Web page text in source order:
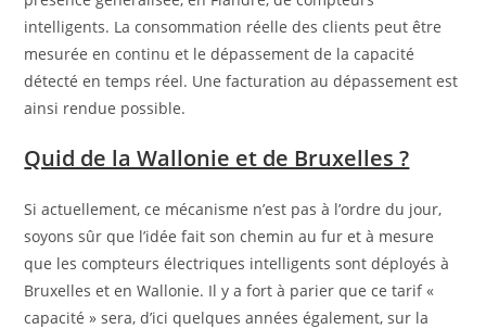
intelligents. La consommation réelle des clients peut être
mesurée en continu et le dépassement de la capacité
détecté en temps réel. Une facturation au dépassement est
ainsi rendue possible.
Quid de la Wallonie et de Bruxelles ?
Si actuellement, ce mécanisme n’est pas à l’ordre du jour,
soyons sûr que l’idée fait son chemin au fur et à mesure
que les compteurs électriques intelligents sont déployés à
Bruxelles et en Wallonie. Il y a fort à parier que ce tarif «
capacité » sera, d’ici quelques années également, sur la